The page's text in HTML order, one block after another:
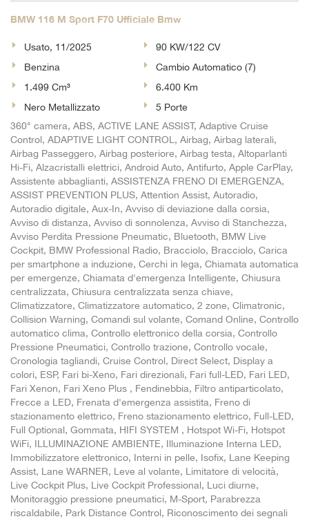
BMW 116 M Sport F70 Ufficiale Bmw
Usato, 11/2025
90 KW/122 CV
Benzina
Cambio Automatico (7)
1.499 Cm³
6.400 Km
Nero Metallizzato
5 Porte
360° camera, ABS, ACTIVE LANE ASSIST, Adaptive Cruise
Control, ADAPTIVE LIGHT CONTROL, Airbag, Airbag laterali,
Airbag Passeggero, Airbag posteriore, Airbag testa, Altoparlanti
Hi-Fi, Alzacristalli elettrici, Android Auto, Antifurto, Apple CarPlay,
Assistente abbaglianti, ASSISTENZA FRENO DI EMERGENZA,
ASSIST PREVENTION PLUS, Attention Assist, Autoradio,
Autoradio digitale, Aux-In, Avviso di deviazione dalla corsia,
Avviso di distanza, Avviso di sonnolenza, Avviso di Stanchezza,
Avviso Perdita Pressione Pneumatic, Bluetooth, BMW Live
Cockpit, BMW Professional Radio, Bracciolo, Bracciolo, Carica
per smartphone a induzione, Cerchi in lega, Chiamata automatica
per emergenze, Chiamata d'emergenza Intelligente, Chiusura
centralizzata, Chiusura centralizzata senza chiave,
Climatizzatore, Climatizzatore automatico, 2 zone, Climatronic,
Collision Warning, Comandi sul volante, Comand Online, Controllo
automatico clima, Controllo elettronico della corsia, Controllo
Pressione Pneumatici, Controllo trazione, Controllo vocale,
Cronologia tagliandi, Cruise Control, Direct Select, Display a
colori, ESP, Fari bi-Xeno, Fari direzionali, Fari full-LED, Fari LED,
Fari Xenon, Fari Xeno Plus , Fendinebbia, Filtro antiparticolato,
Frecce a LED, Frenata d'emergenza assistita, Freno di
stazionamento elettrico, Freno stazionamento elettrico, Full-LED,
Full Optional, Gommata, HIFI SYSTEM , Hotspot Wi-Fi, Hotspot
WiFi, ILLUMINAZIONE AMBIENTE, Illuminazione Interna LED,
Immobilizzatore elettronico, Interni in pelle, Isofix, Lane Keeping
Assist, Lane WARNER, Leve al volante, Limitatore di velocità,
Live Cockpit Plus, Live Cockpit Professional, Luci diurne,
Monitoraggio pressione pneumatici, M-Sport, Parabrezza
riscaldabile, Park Distance Control, Riconoscimento dei segnali
Leggi
cookie
policy
Salva
le
impostazioni